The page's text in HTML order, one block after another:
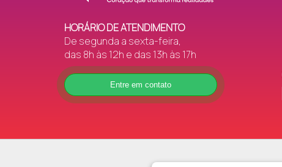
HORÁRIO DE ATENDIMENTO
De segunda a sexta-feira,
das 8h às 12h e das 13h às 17h
Entre em contato